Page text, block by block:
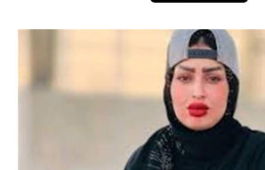
الرواتب
القروض والسلف
المنح المالية